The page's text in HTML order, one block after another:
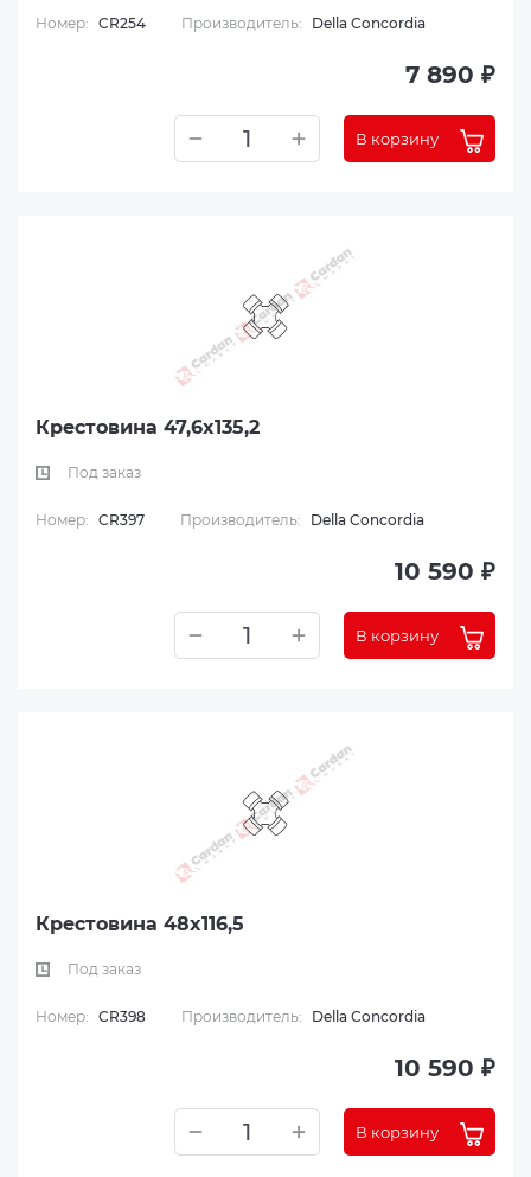
Номер: CR254 Производитель: Della Concordia
7 890 ₽
В корзину
Крестовина 47,6x135,2
Под заказ
Номер: CR397 Производитель: Della Concordia
10 590 ₽
В корзину
Крестовина 48x116,5
Под заказ
Номер: CR398 Производитель: Della Concordia
10 590 ₽
В корзину